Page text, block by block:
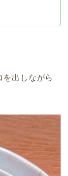
出しながら